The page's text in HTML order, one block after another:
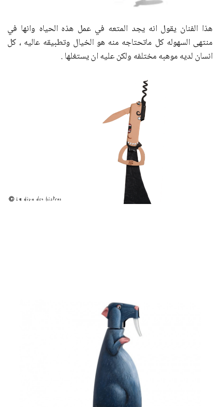
هذا الفنان يقول انه يجد المتعه في عمل هذه الحياه وانها في
منتهى السهوله كل ماتحتاجه منه هو الخيال وتطبيقه عاليه ، كل
انسان لديه موهبه مختلفه ولكن عليه ان يستغلها .